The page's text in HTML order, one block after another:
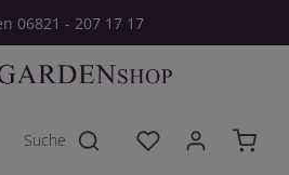
06821 - 207 17 17
Du hast 0